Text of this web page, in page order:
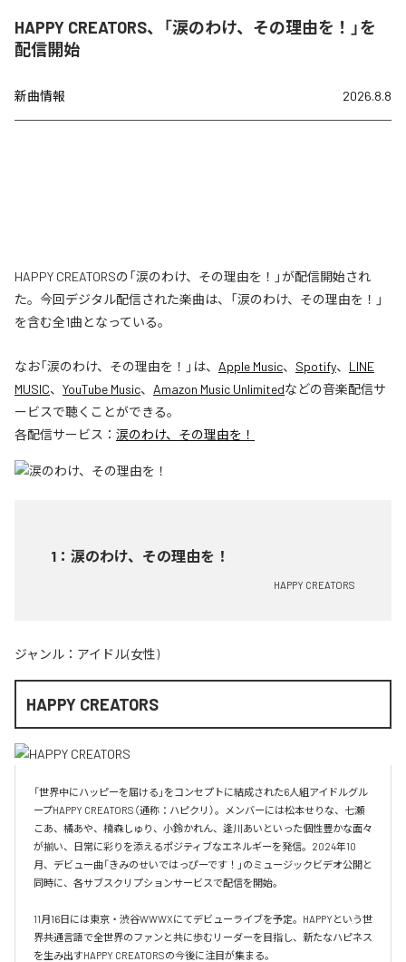
HAPPY CREATORS、「涙のわけ、その理由を！」を
配信開始
新曲情報 2026.8.8
HAPPY CREATORSの「涙のわけ、その理由を！」が配信開始され
た。今回デジタル配信された楽曲は、「涙のわけ、その理由を！」
を含む全1曲となっている。
なお「涙のわけ、その理由を！ 」は、 Apple Music、 Spotify、 LINE
MUSIC、 YouTube Music、 Amazon Music Unlimitedなどの音楽配信サ
ービスで聴くことができる。
各配信サービス： 涙のわけ、その理由を！
1 ： 涙のわけ、その理由を！
HAPPY CREATORS
ジャンル： アイドル(女性)
HAPPY CREATORS
「世界中にハッピーを届ける」をコンセプトに結成された6人組アイドルグル
ープHAPPY CREATORS（通称：ハピクリ）。メンバーには松本せりな、七瀬
こあ、橘あや、楠森しゅり、小鈴かれん、逢川あいといった個性豊かな面々
が揃い、日常に彩りを添えるポジティブなエネルギーを発信。2024年10
月、デビュー曲「きみのせいではっぴーです！」のミュージックビデオ公開と
同時に、各サブスクリプションサービスで配信を開始。
11月16日には東京・渋谷WWWXにてデビューライブを予定。HAPPYという世
界共通言語で全世界のファンと共に歩むリーダーを目指し、新たなハピネス
を生み出すHAPPY CREATORSの今後に注目が集まる。